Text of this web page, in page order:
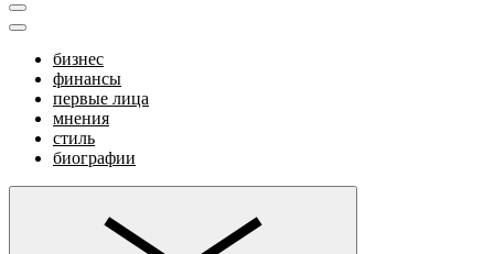
бизнес
финансы
первые лица
мнения
стиль
биографии